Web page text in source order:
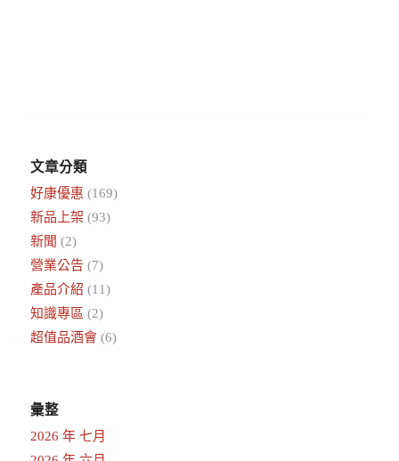
文章分類
好康優惠 (169)
新品上架 (93)
新聞 (2)
營業公告(7)
產品介紹 (11)
知識專區 (2)
超值品酒會(6)
彙整
2026 年 七月